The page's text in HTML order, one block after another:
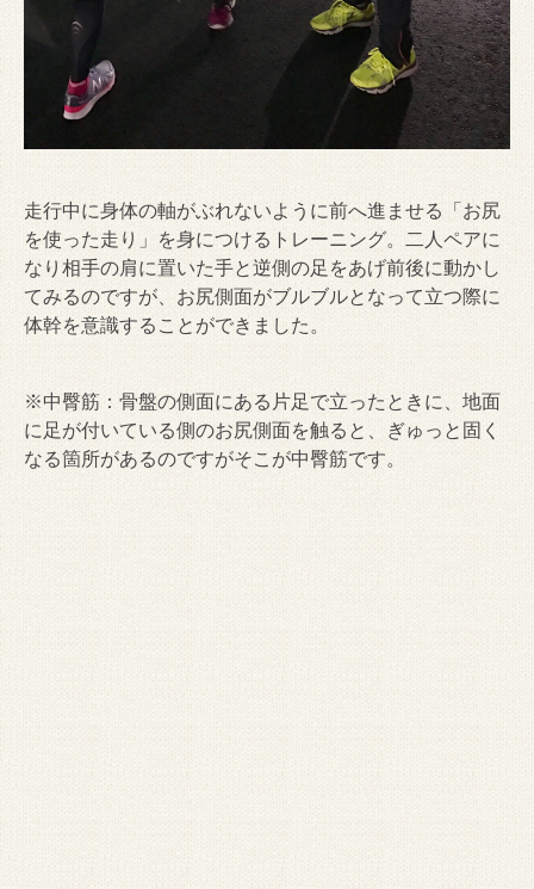
走行中に身体の軸がぶれないように前へ進ませる「お尻
を使った走り」を身につけるトレーニング。二人ペアに
なり相手の肩に置いた手と逆側の足をあげ前後に動かし
てみるのですが、お尻側面がブルブルとなって立つ際に
体幹を意識することができました。
※中臀筋：骨盤の側面にある片足で立ったときに、地面
に足が付いている側のお尻側面を触ると、ぎゅっと固く
なる箇所があるのですがそこが中臀筋です。